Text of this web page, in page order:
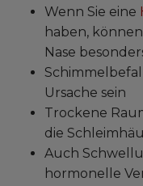
Wenn Sie eine
haben,
Nase
Ursache sein
Trockene
die
Auch
hormonelle